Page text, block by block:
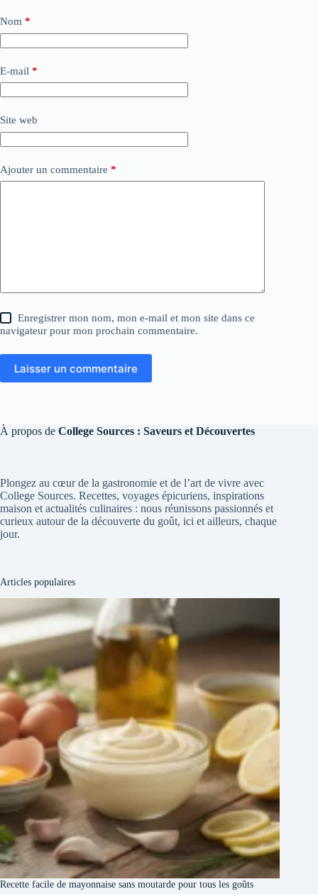
Nom *
E-mail *
Site web
Ajouter un commentaire *
Enregistrer mon nom, mon e-mail et mon site dans ce
navigateur pour mon prochain commentaire.
Laisser un commentaire
À propos de College Sources : Saveurs et Découvertes
Plongez au cœur de la gastronomie et de l’art de vivre avec
College Sources. Recettes, voyages épicuriens, inspirations
maison et actualités culinaires : nous réunissons passionnés et
curieux autour de la découverte du goût, ici et ailleurs, chaque
jour.
Articles populaires
Recette facile de mayonnaise sans moutarde pour tous les goûts